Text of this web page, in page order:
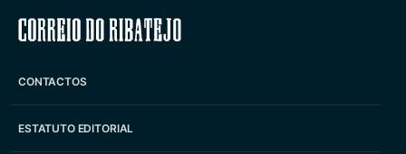
Correio do Ribatejo
CONTACTOS
ESTATUTO EDITORIAL